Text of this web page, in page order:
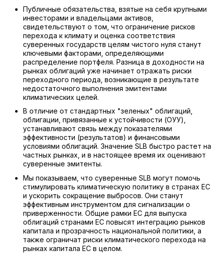
Публичные обязательства, взятые на себя крупными
инвесторами и владельцами активов,
свидетельствуют о том, что ограничение рисков
перехода к климату и оценка соответствия
суверенных государств целям чистого нуля станут
ключевыми факторами, определяющими
распределение портфеля. Разница в доходности на
рынках облигаций уже начинает отражать риски
переходного периода, возникающие в результате
недостаточного выполнения эмитентами
климатических целей.
В отличие от стандартных "зеленых" облигаций,
облигации, привязанные к устойчивости (ОУУ),
устанавливают связь между показателями
эффективности (результатов) и финансовыми
условиями облигаций. Значение SLB быстро растет на
частных рынках, и в настоящее время их оценивают
суверенные эмитенты.
Мы показываем, что суверенные SLB могут помочь
стимулировать климатическую политику в странах ЕС
и ускорить сокращение выбросов. Они станут
эффективным инструментом для сигнализации о
приверженности. Общие рамки ЕС для выпуска
облигаций странами ЕС повысят интеграцию рынков
капитала и прозрачность национальной политики, а
также ограничат риски климатического перехода на
рынках капитала ЕС в целом.